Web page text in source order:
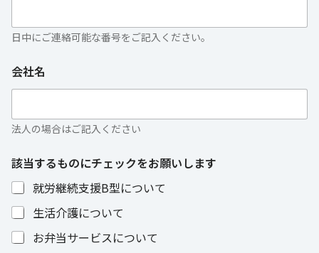
日中にご連絡可能な番号をご記入ください。
会社名
法人の場合はご記入ください
該当するものにチェックをお願いします
就労継続支援B型について
生活介護について
お弁当サービスについて